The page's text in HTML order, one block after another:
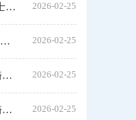
戴尔 Vostro 1400笔记本用云骑士装window7系统教程 2026-02-25
戴尔Inspiron 1150笔记本用云骑士装机步骤 2026-02-25
戴尔Latitude D600笔记本用云骑士装系统教程 2026-02-25
戴尔Latitude D505笔记本用云骑士装机大师怎么新装系统 2026-02-25